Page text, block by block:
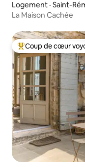
Logement · Saint-
La Maison Cachée
Coup de cœur
Coup de cœur